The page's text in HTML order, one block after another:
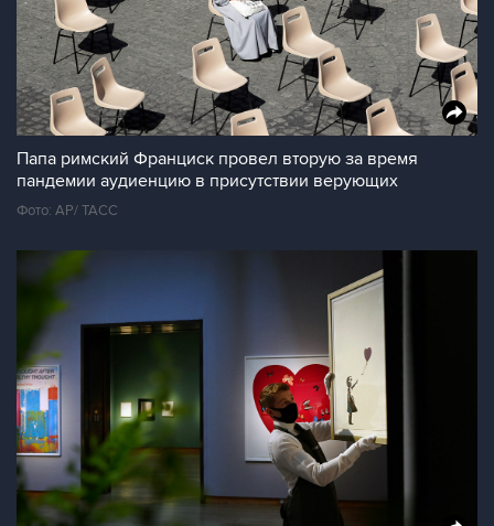
Папа римский Франциск провел вторую за время
пандемии аудиенцию в присутствии верующих
Фото: AP/ TAСС